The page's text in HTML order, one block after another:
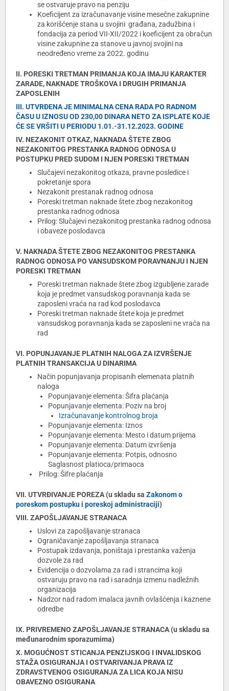
se ostvaruje pravo na penziju
Koeficijent za izračunavanje visine mesečne zakupnine
za korišćenje stana u svojini građana, zadužbina i
fondacija za period VII-XII/2022 i koeficijent za obračun
visine zakupnine za stanove u javnoj svojini na
neodređeno vreme za 2022. godinu
II. PORESKI TRETMAN PRIMANJA KOJA IMAJU KARAKTER
ZARADE, NAKNADE TROŠKOVA I DRUGIH PRIMANJA
ZAPOSLENIH
III. UTVRĐENA JE MINIMALNA CENA RADA PO RADNOM
ČASU U IZNOSU OD 230,00 DINARA NETO ZA ISPLATE KOJE
ĆE SE VRŠITI U PERIODU 1.01.-31.12.2023. GODINE
IV. NEZAKONIT OTKAZ, NAKNADA ŠTETE ZBOG
NEZAKONITOG PRESTANKA RADNOG ODNOSA U
POSTUPKU PRED SUDOM I NJEN PORESKI TRETMAN
Slučajevi nezakonitog otkaza, pravne posledice i
pokretanje spora
Nezakonit prestanak radnog odnosa
Poreski tretman naknade štete zbog nezakonitog
prestanka radnog odnosa
Prilog: Slučajevi nezakonitog prestanka radnog odnosa
i obaveze poslodavca
V. NAKNADA ŠTETE ZBOG NEZAKONITOG PRESTANKA
RADNOG ODNOSA PO VANSUDSKOM PORAVNANJU I NJEN
PORESKI TRETMAN
Poreski tretman naknade štete zbog izgubljene zarade
koja je predmet vansudskog poravnanja kada se
zaposleni vraća na rad kod poslodavca
Poreski tretman naknade štete koja je predmet
vansudskog poravnanja kada se zaposleni ne vraća na
rad
VI. POPUNJAVANJE PLATNIH NALOGA ZA IZVRŠENJE
PLATNIH TRANSAKCIJA U DINARIMA
Način popunjavanja propisanih elemenata platnih
naloga
Popunjavanje elementa: Šifra plaćanja
Popunjavanje elementa: Poziv na broj
Izračunavanje kontrolnog broja
Popunjavanje elementa: Iznos
Popunjavanje elementa: Mesto i datum prijema
Popunjavanje elementa: Datum izvršenja
Popunjavanje elementa: Potpis, odnosno
Saglasnost platioca/primaoca
Prilog: Šifre plaćanja
VII. UTVRĐIVANJE POREZA (u skladu sa Zakonom o
poreskom postupku i poreskoj administraciji)
VIII. ZAPOŠLJAVANJE STRANACA
Uslovi za zapošljavanje stranaca
Ograničavanje zapošljavanja stranaca
Postupak izdavanja, poništaja i prestanka važenja
dozvole za rad
Evidencija o dozvolama za rad i strancima koji
ostvaruju pravo na rad i saradnja izmenu nadležnih
organizacija
Nadzor nad radom imalaca javnih ovlašćenja i kaznene
odredbe
IX. PRIVREMENO ZAPOŠLJAVANJE STRANACA (u skladu sa
međunarodnim sporazumima)
X. MOGUĆNOST STICANJA PENZIJSKOG I INVALIDSKOG
STAŽA OSIGURANJA I OSTVARIVANJA PRAVA IZ
ZDRAVSTVENOG OSIGURANJA ZA LICA KOJA NISU
OBAVEZNO OSIGURANA